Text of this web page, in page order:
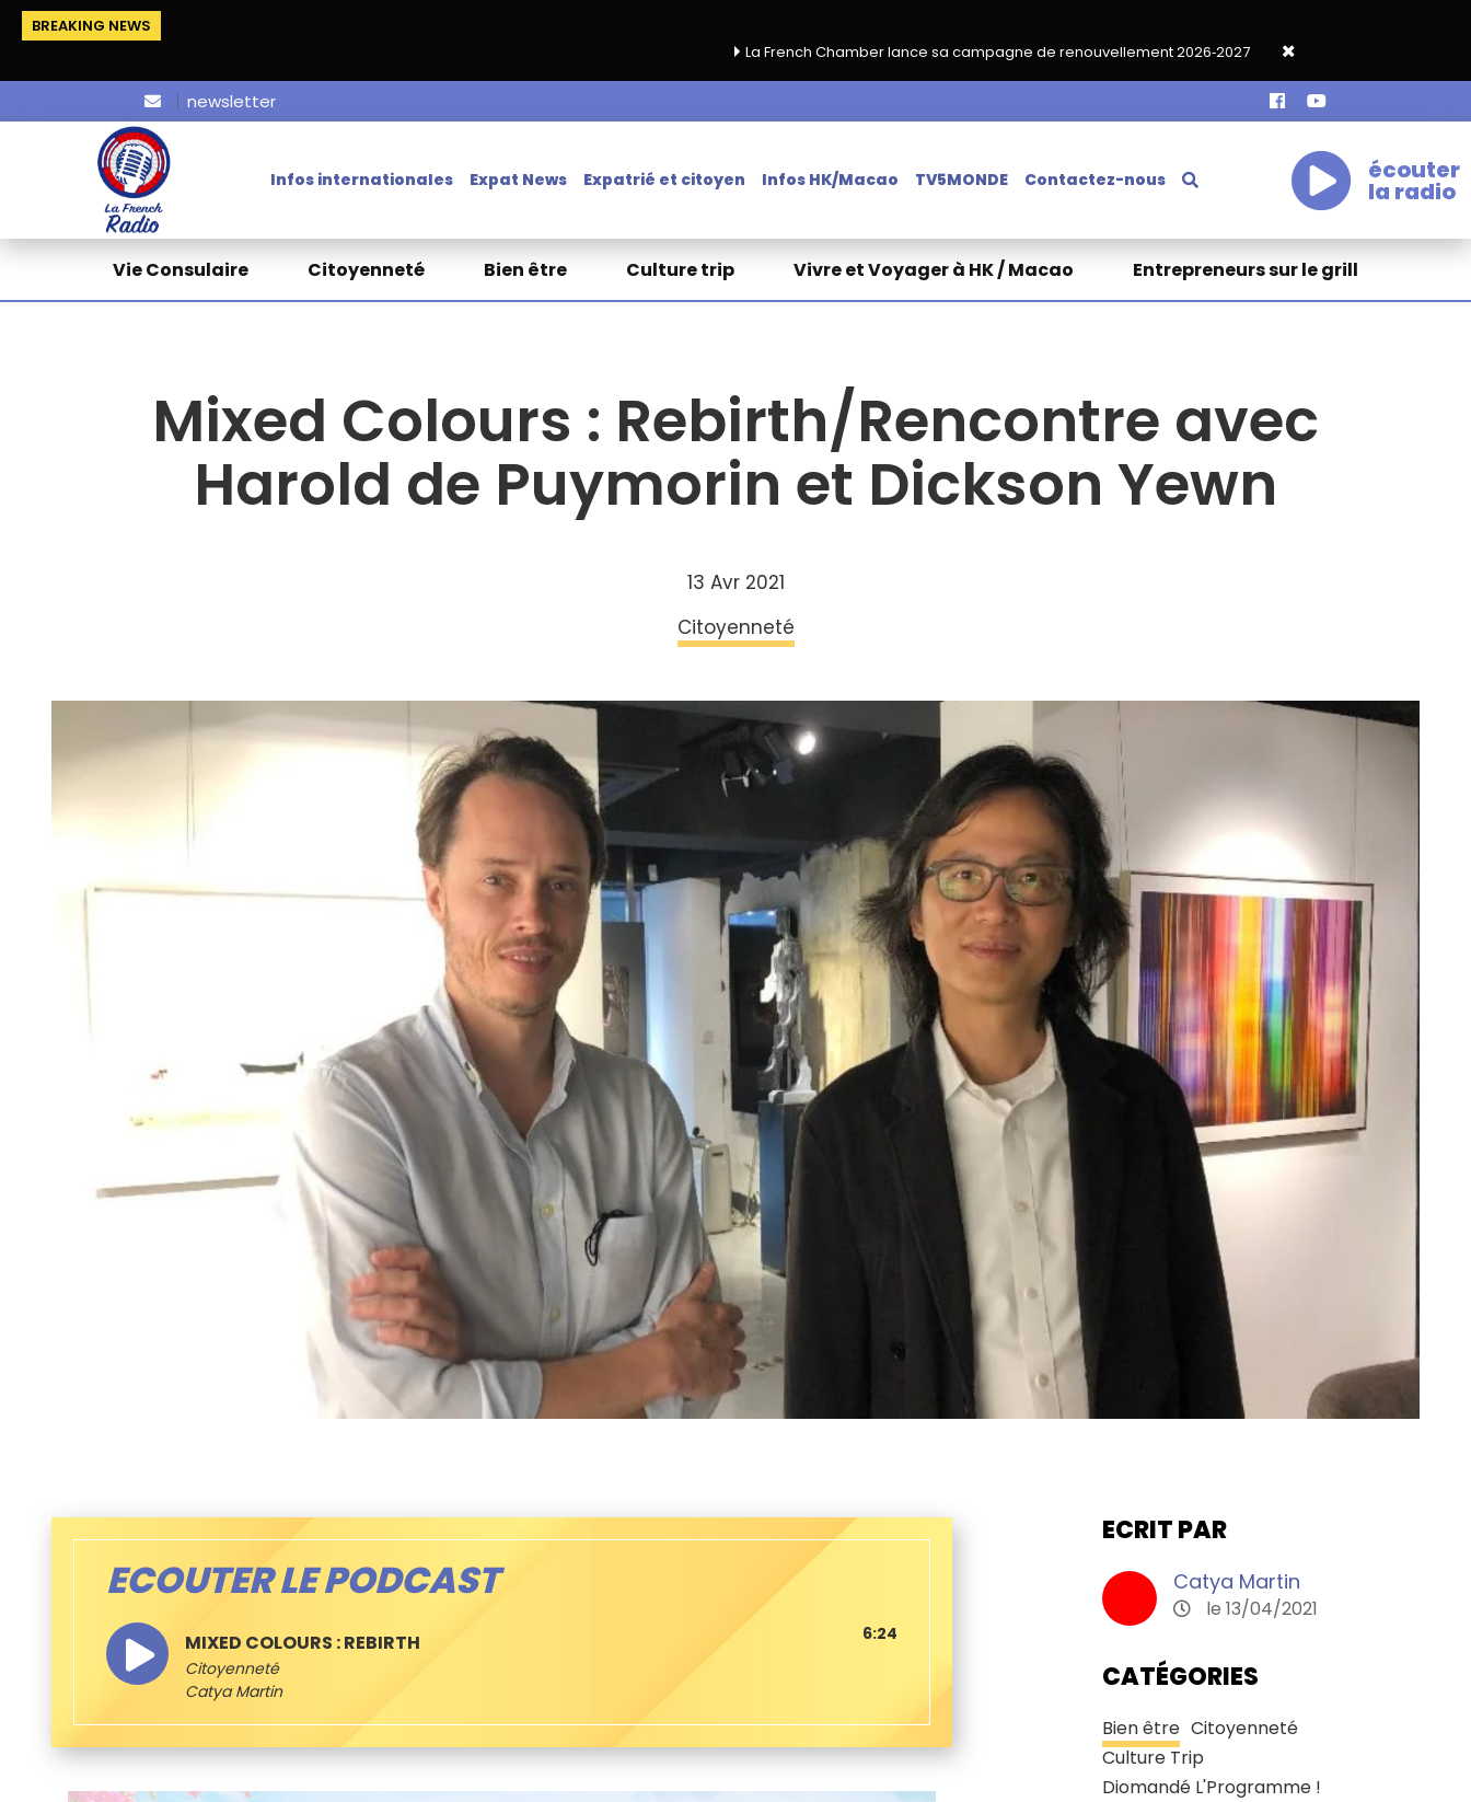
BREAKING NEWS
La French Chamber lance sa campagne de renouvellement 2026‑2027
Grand café de rentrée HKA le vendredi 18
newsletter
Infos internationales Expat News Expatrié et citoyen Infos HK/Macao TV5MONDE Contactez-nous écouter
la radio
Vie Consulaire Citoyenneté Bien être Culture trip Vivre et Voyager à HK / Macao Entrepreneurs sur le grill
Mixed Colours : Rebirth/Rencontre avec
Harold de Puymorin et Dickson Yewn
13 Avr 2021
Citoyenneté
ECOUTER LE PODCAST
MIXED COLOURS : REBIRTH
Citoyenneté
Catya Martin
6:24
ECRIT PAR
Catya Martin
le 13/04/2021
CATÉGORIES
Bien être Citoyenneté
Culture Trip
Diomandé L'Programme !